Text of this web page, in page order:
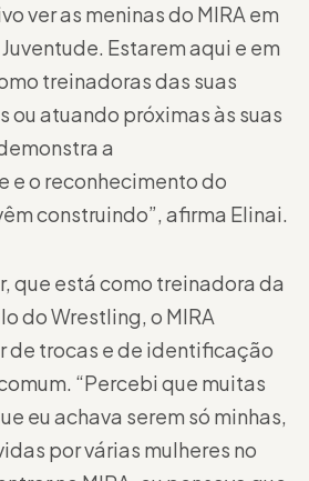
ver as meninas do MIRA em
Estarem aqui e em
treinadoras das suas
ou atuando próximas às suas
a
e o reconhecimento do
construindo”, afirma Elinai.
que está como treinadora da
do Wrestling, o MIRA
de trocas e de identificação
“Percebi que muitas
eu achava serem só minhas,
por várias mulheres no